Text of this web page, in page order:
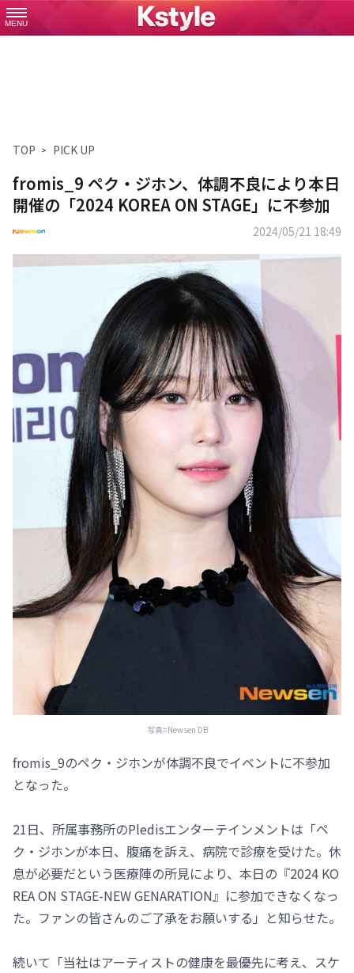
MENU
TOP PICK UP
fromis_9 ペク・ジホン、体調不良により本日
開催の「2024 KOREA ON STAGE」に不参加
2024/05/21 18:49
写真=Newsen DB
fromis_9のペク・ジホンが体調不良でイベントに不参加
となった。
21日、所属事務所のPledisエンターテインメントは「ペ
ク・ジホンが本日、腹痛を訴え、病院で診療を受けた。休
息が必要だという医療陣の所見により、本日の『2024 KO
REA ON STAGE-NEW GENARATION』に参加できなくなっ
た。ファンの皆さんのご了承をお願いする」と知らせた。
続いて「当社はアーティストの健康を最優先に考え、スケ